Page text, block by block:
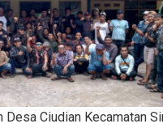
Ciudian Kecamatan